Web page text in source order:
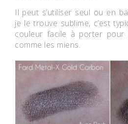
Il peut s’utiliser seul ou en
je le trouve sublime, c’est
couleur facile à porter pour
comme les miens.